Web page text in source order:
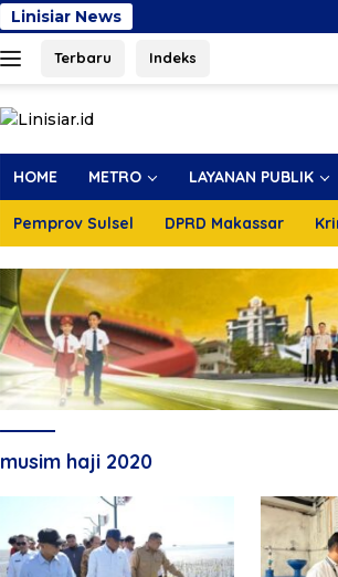
Linisiar News
Terbaru Indeks
HOME METRO LAYANAN PUBLIK
Pemprov Sulsel DPRD Makassar
musim haji 2020